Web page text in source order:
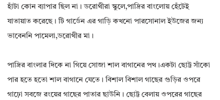
হাঁটা কোন ব্যাপার ছিল না। ডরোথীরা স্কুলে,পাদ্রির বাংলোয় হেঁটেই
যাতায়াত করেছে। টি গার্ডেন এর গাড়ি কখনো পারসোনাল ইউজের জন্য
ভাবেননি পামেলা,ডরোথীর মা।
পাদ্রির বাংলার দিকে না গিয়ে সোজা শাল বাগানের পথ।একটা ছোট্ট সাঁকো
পার হতে হতো শাল বাগানে যেতে। বিশাল বিশাল গাছের গুড়ির ওপরে
গাঢ়ো সবজে রংয়ের গাছের পাতার ছাউনি। ছোট্ট বেলায় ওপরের গাছের